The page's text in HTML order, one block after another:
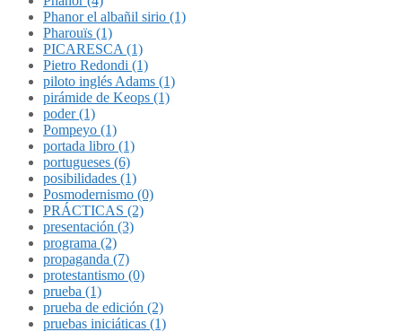
Phanor el albañil sirio (1)
Pharouïs (1)
PICARESCA (1)
Pietro Redondi (1)
piloto inglés Adams (1)
pirámide de Keops (1)
poder (1)
Pompeyo (1)
portada libro (1)
portugueses (6)
posibilidades (1)
Posmodernismo (0)
PRÁCTICAS (2)
presentación (3)
programa (2)
propaganda (7)
protestantismo (0)
prueba (1)
prueba de edición (2)
pruebas iniciáticas (1)